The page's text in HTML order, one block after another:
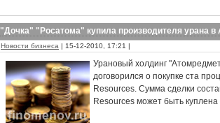
"Дочка" "Росатома" купила производителя урана в
Новости бизнеса | 15-12-2010, 17:21 |
Урановый холдинг
договорился о покупке ста
Resources. Сумма сделки
Resources может быть